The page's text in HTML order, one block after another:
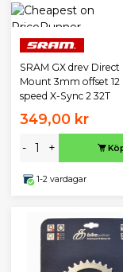
SRAM GX drev Direct
Mount 3mm offset 12
speed X-Sync 2 32T
349,00 kr
- +
1-2 vardagar